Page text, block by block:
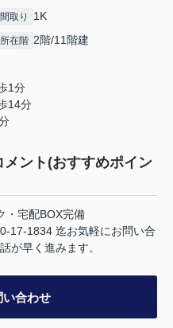
間取り 1K
所在階 2階/11階建
1分
14分
ント(おすすめポイン
・宅配BOX完備
17-1834 迄お気軽にお問い合
が早く進みます。
い合わせ